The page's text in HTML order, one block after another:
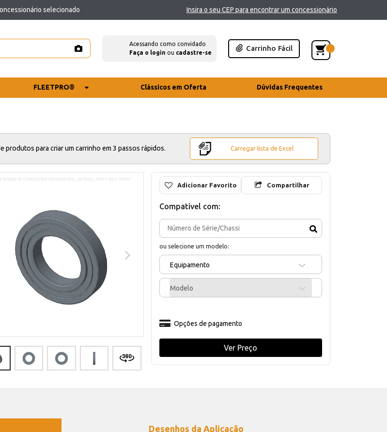
selecionado Insira o seu CEP para encontrar um concessionário
Acessando como convidado
Faça o login ou cadastre-se
Carrinho Fácil
FLEETPRO® Clássicos em Oferta Dúvidas Frequentes
produtos para criar um carrinho em 3 passos rápidos. Carregar lista de Excel
Adicionar Favorito Compartilhar
Compativel com:
ou selecione um modelo:
Equipamento
Modelo
Opções de pagamento
Ver Preço
Desenhos da Aplicação